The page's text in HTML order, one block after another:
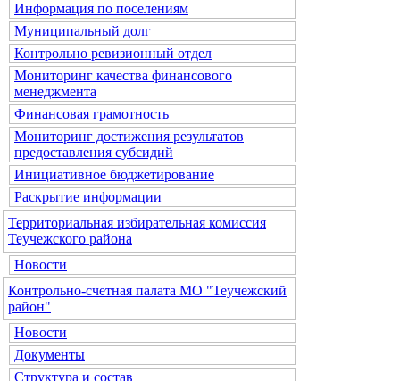
Информация по поселениям
Муниципальный долг
Контрольно ревизионный отдел
Мониторинг качества финансового
менеджмента
Финансовая грамотность
Мониторинг достижения результатов
предоставления субсидий
Инициативное бюджетирование
Раскрытие информации
Территориальная избирательная комиссия
Теучежского района
Новости
Контрольно-счетная палата МО "Теучежский
район"
Новости
Документы
Структура и состав